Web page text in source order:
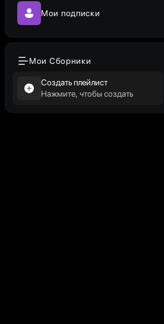
Мои подписки
Мои Сборники
Создать плейлист
Нажмите, чтобы создать